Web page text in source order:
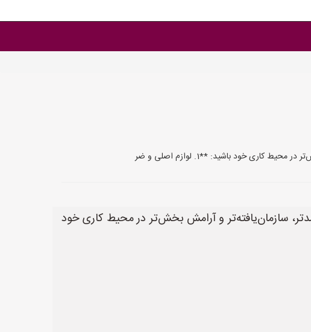
خود باشید: **1. لوازم اصلی و ضر
سازمان‌یافته‌تر و آرامش بخش‌تر در محیط کاری خود